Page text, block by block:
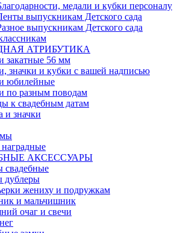
медали и кубки персоналу
выпускникам Детского сада
выпускникам Детского сада
АТРИБУТИКА
закатные 56 мм
значки и кубки с вашей надписью
юбилейные
по разным поводам
к свадебным датам
и значки
АКСЕССУАРЫ
свадебные
дублеры
жениху и подружкам
и мальчишник
очаг и свечи